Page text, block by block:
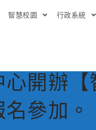
智慧校園 行政系統
開辦
參加。